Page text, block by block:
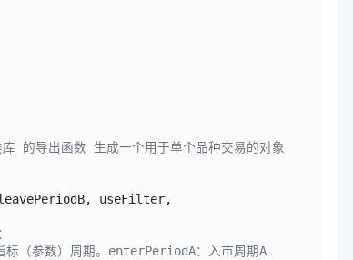
的导出函数 生成一个用于单个品种交易的对象
useFilter,
（参数）周期。enterPeriodA：入市周期A